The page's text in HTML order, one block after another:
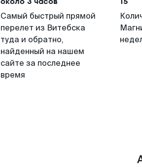
Самый быстрый прямой
перелет из Витебска
туда и обратно,
найденный на нашем
сайте за последнее
время